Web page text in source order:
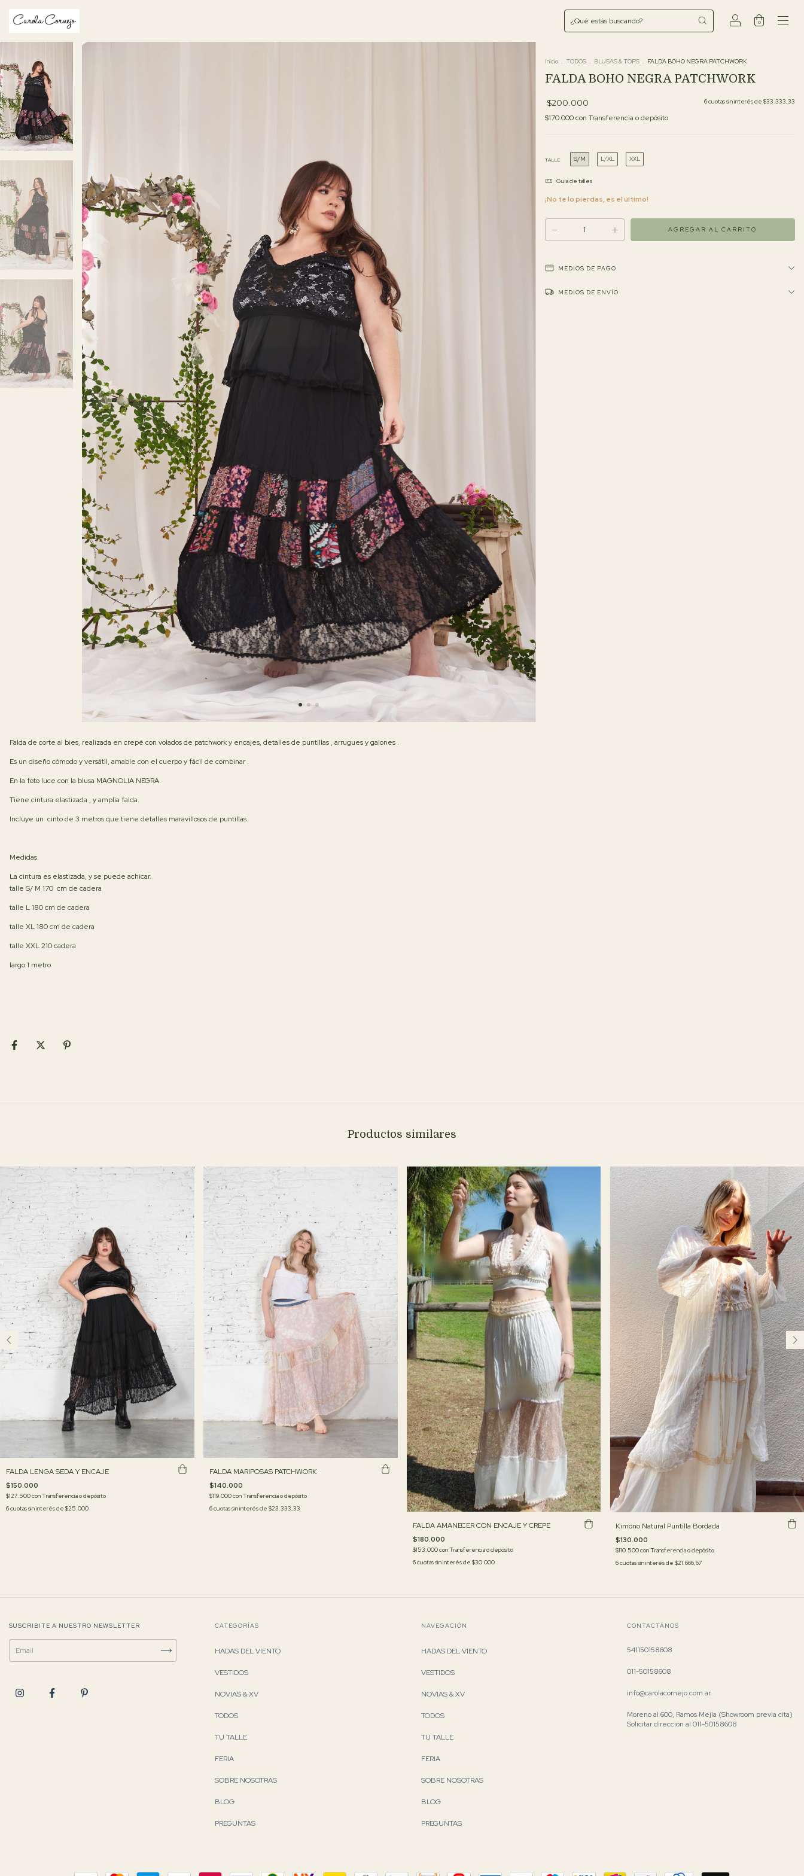
0
Inicio . TODOS . BLUSAS & TOPS . FALDA BOHO NEGRA PATCHWORK
FALDA BOHO NEGRA PATCHWORK
$200.000 6cuotas sin interés de $33.333,33
$170.000con Transferencia o depósito
TALLE S/M L/XL XXL
Guía de talles
¡No te lo pierdas, es el último!
MEDIOS DE PAGO
MEDIOS DE ENVÍO
Falda de corte al bies, realizada en crepé con volados de patchwork y encajes, detalles de puntillas , arrugues y galones .
Es un diseño cómodo y versátil, amable con el cuerpo y fácil de combinar .
En la foto luce con la blusa MAGNOLIA NEGRA.
Tiene cintura elastizada , y amplia falda.
Incluye un cinto de 3 metros que tiene detalles maravillosos de puntillas.
Medidas.
La cintura es elastizada, y se puede achicar.
talle S/ M 170 cm de cadera
talle L 180 cm de cadera
talle XL 180 cm de cadera
talle XXL 210 cadera
largo 1 metro
Productos similares
FALDA LENGA SEDA Y ENCAJE
$150.000
$127.500conTransferencia o depósito
6cuotas sin interés de $25.000
FALDA MARIPOSAS PATCHWORK
$140.000
$119.000conTransferencia o depósito
6cuotas sin interés de $23.333,33
FALDA AMANECER CON ENCAJE Y CREPE
$180.000
$153.000conTransferencia o depósito
6cuotas sin interés de $30.000
Kimono Natural Puntilla Bordada
$130.000
$110.500conTransferencia o depósito
6cuotas sin interés de$21.666,67
SUSCRIBITE A NUESTRO NEWSLETTER CATEGORÍAS
HADAS DEL VIENTO
VESTIDOS
NOVIAS & XV
TODOS
TU TALLE
FERIA
SOBRE NOSOTRAS
BLOG
PREGUNTAS
NAVEGACIÓN
HADAS DEL VIENTO
VESTIDOS
NOVIAS & XV
TODOS
TU TALLE
FERIA
SOBRE NOSOTRAS
BLOG
PREGUNTAS
CONTACTÁNOS
541150158608
011-50158608
info@carolacornejo.com.ar
Moreno al 600, Ramos Mejía (Showroom previa cita)
Solicitar dirección al 011-50158608